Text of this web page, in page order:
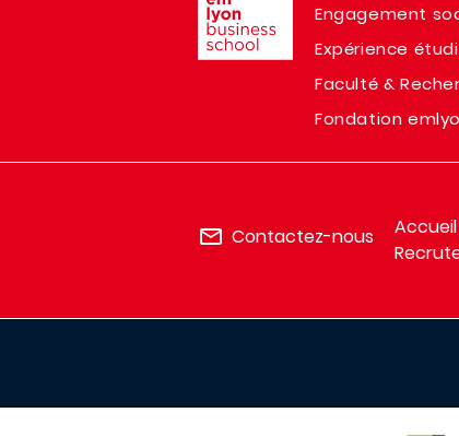
Engagement
Expérience
Faculté &
Fondation
Contactez-nous
Accueil